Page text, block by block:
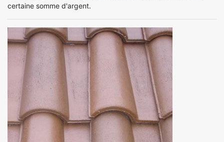
certaine somme d'argent.